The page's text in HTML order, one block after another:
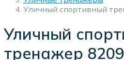
Уличный спортивный
Уличный
тренажер